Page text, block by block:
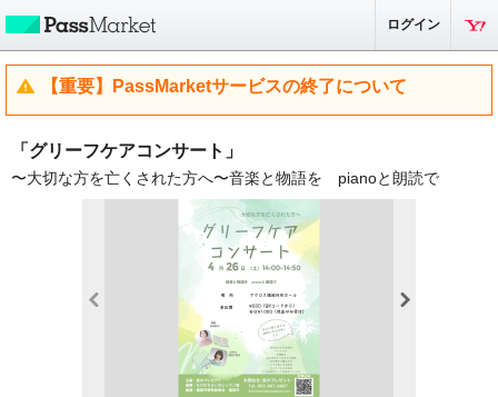
ログイン
【重要】PassMarketサービスの終了について
「グリーフケアコンサート」
〜大切な方を亡くされた方へ〜音楽と物語を pianoと朗読で